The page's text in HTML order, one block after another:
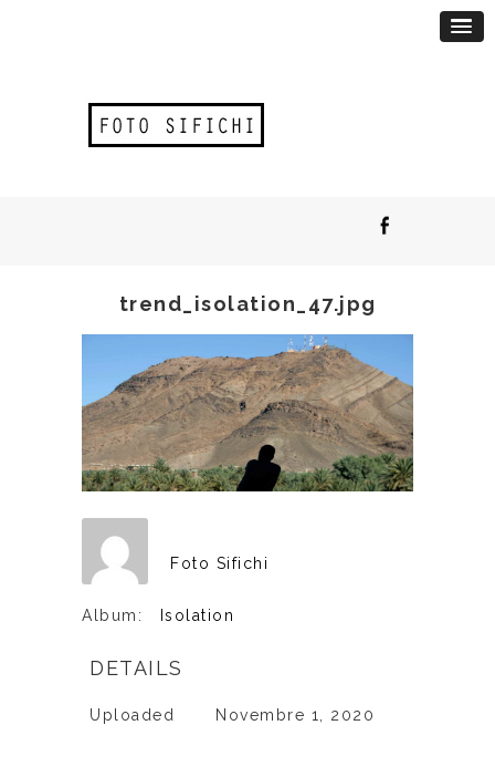
trend_isolation_47.jpg
Foto Sifichi
Album: Isolation
DETAILS
Uploaded Novembre 1, 2020